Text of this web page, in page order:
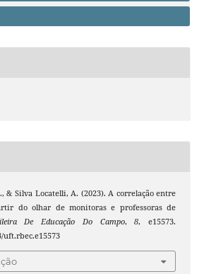
& Silva Locatelli, A. (2023). A correlação entre
do olhar de monitoras e professoras de
De Educação Do Campo,8, e15573.
uft.rbec.e15573